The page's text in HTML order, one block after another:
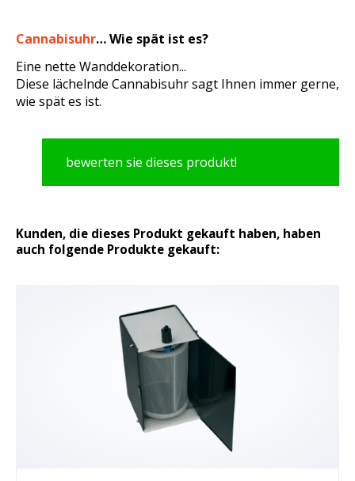
Cannabisuhr… Wie spät ist es?
Eine nette Wanddekoration...
Diese lächelnde Cannabisuhr sagt Ihnen immer gerne,
wie spät es ist.
bewerten sie dieses produkt!
Kunden, die dieses Produkt gekauft haben, haben
auch folgende Produkte gekauft: